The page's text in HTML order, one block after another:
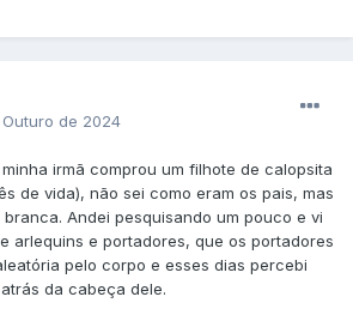
de 2024
irmã comprou um filhote de calopsita
de vida), não sei como eram os pais, mas
Andei pesquisando um pouco e vi
arlequins e portadores, que os portadores
pelo corpo e esses dias percebi
da cabeça dele.